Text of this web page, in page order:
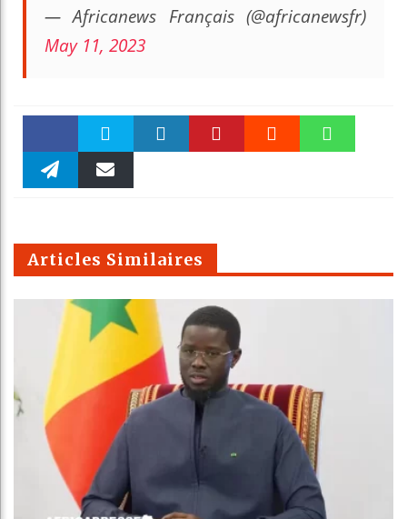
— Africanews Français (@africanewsfr)
May 11, 2023
Faceboo Twitter
m
Articles Similaires